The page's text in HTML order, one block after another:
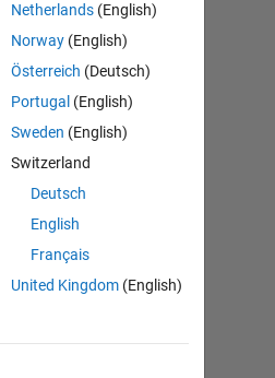
Netherlands (English)
Norway (English)
Österreich (Deutsch)
Portugal (English)
Sweden (English)
Switzerland
Deutsch
English
Français
United Kingdom (English)